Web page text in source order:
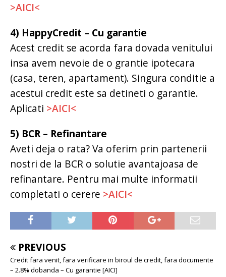
>AICI<
4) HappyCredit – Cu garantie
Acest credit se acorda fara dovada venitului
insa avem nevoie de o grantie ipotecara
(casa, teren, apartament). Singura conditie a
acestui credit este sa detineti o garantie.
Aplicati >AICI<
5) BCR – Refinantare
Aveti deja o rata? Va oferim prin partenerii
nostri de la BCR o solutie avantajoasa de
refinantare. Pentru mai multe informatii
completati o cerere >AICI<
PREVIOUS
Credit fara venit, fara verificare in biroul de credit, fara documente
– 2.8% dobanda – Cu garantie [AICI]